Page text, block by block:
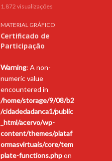
1.872 visualizações
MATERIAL GRÁFICO
Certificado de
Participação
Warning: A non-
numeric value
encountered in
/home/storage/9/08/b2
/cidadedadanca1/public
_html/acervo/wp-
content/themes/plataf
ormasvirtuais/core/tem
plate-functions.phpon